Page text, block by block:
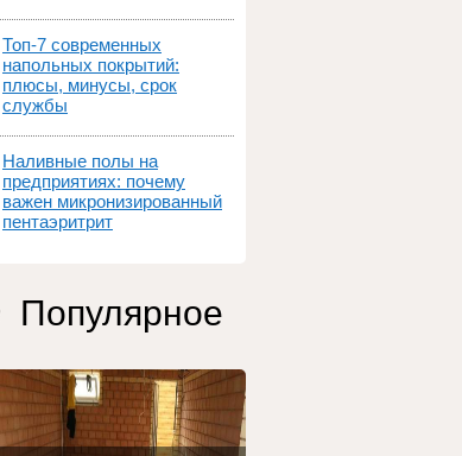
Топ‑7 современных
напольных покрытий:
плюсы, минусы, срок
службы
Наливные полы на
предприятиях: почему
важен микронизированный
пентаэритрит
Популярное